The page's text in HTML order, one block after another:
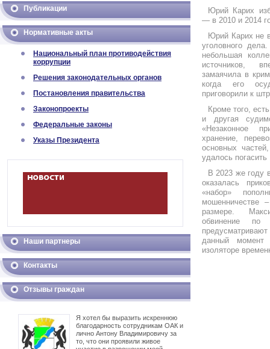
Публикации
Нормативные акты
Национальный план противодействия
коррупции
Решения законодательных органов
Постановления правительства
Законопроекты
Федеральные законы
Указы Президента
Наши партнеры
Контакты
Отзывы граждан
Я хотел бы выразить искреннюю
благодарность сотрудникам ОАК и
лично Антону Владимировичу за
то, что они проявили живое
Юрий Карих
— в 2010 и 2014
Юрий Карих не
уголовного
небольшая
источников,
замаячила в
когда его
приговорили к
Кроме того,
и другая
«Незаконное
хранение,
основных
удалось
В 2023 же году
оказалась
«набор»
мошенничестве
размере.
обвинение по
данный момент
изоляторе